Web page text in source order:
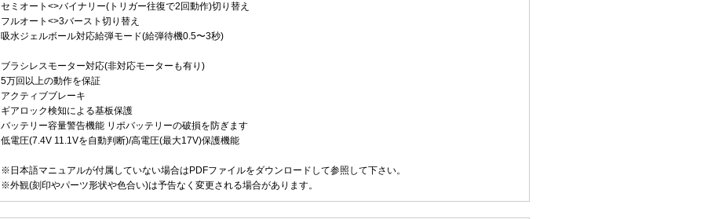
セミオート<>バイナリー(トリガー往復で2回動作)切り替え
フルオート<>3バースト切り替え
吸水ジェルボール対応給弾モード(給弾待機0.5〜3秒)
ブラシレスモーター対応(非対応モーターも有り)
5万回以上の動作を保証
アクティブブレーキ
ギアロック検知による基板保護
バッテリー容量警告機能 リポバッテリーの破損を防ぎます
低電圧(7.4V 11.1Vを自動判断)/高電圧(最大17V)保護機能
※日本語マニュアルが付属していない場合はPDFファイルをダウンロードして参照して下さい。
※外観(刻印やパーツ形状や色合い)は予告なく変更される場合があります。